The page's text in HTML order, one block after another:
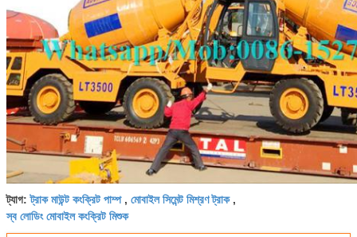
ট্যাগ:ট্রাক মাউন্ট কংক্রিট পাম্প, মোবাইল সিমেন্ট মিশ্রণ ট্রাক,
স্ব লোডিং মোবাইল কংক্রিট মিশুক